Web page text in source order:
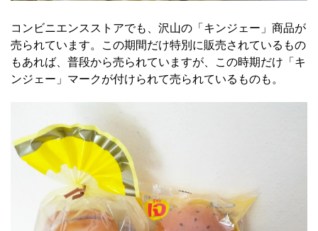
コンビニエンスストアでも、沢山の「キンジェー」商品が
売られています。この期間だけ特別に販売されているもの
もあれば、普段から売られていますが、この時期だけ「キ
ンジェー」マークが付けられて売られているものも。